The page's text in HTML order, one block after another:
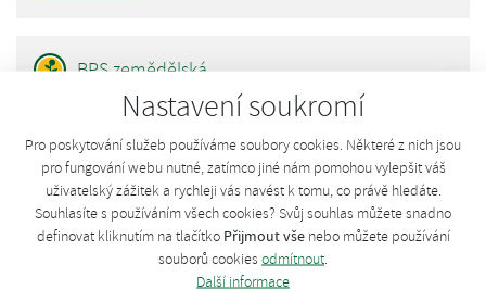
Nastavení soukromí
Pro poskytování služeb používáme soubory cookies. Některé z nich jsou
pro fungování webu nutné, zatímco jiné nám pomohou vylepšit váš
uživatelský zážitek a rychleji vás navést k tomu, co právě hledáte.
Souhlasíte s používáním všech cookies? Svůj souhlas můžete snadno
definovat kliknutím na tlačítko Přijmout všenebo můžete používání
souborů cookies odmítnout
Další informace
Bioplynová stanice Hořátev
2012
400 kW
203 kW
Detail